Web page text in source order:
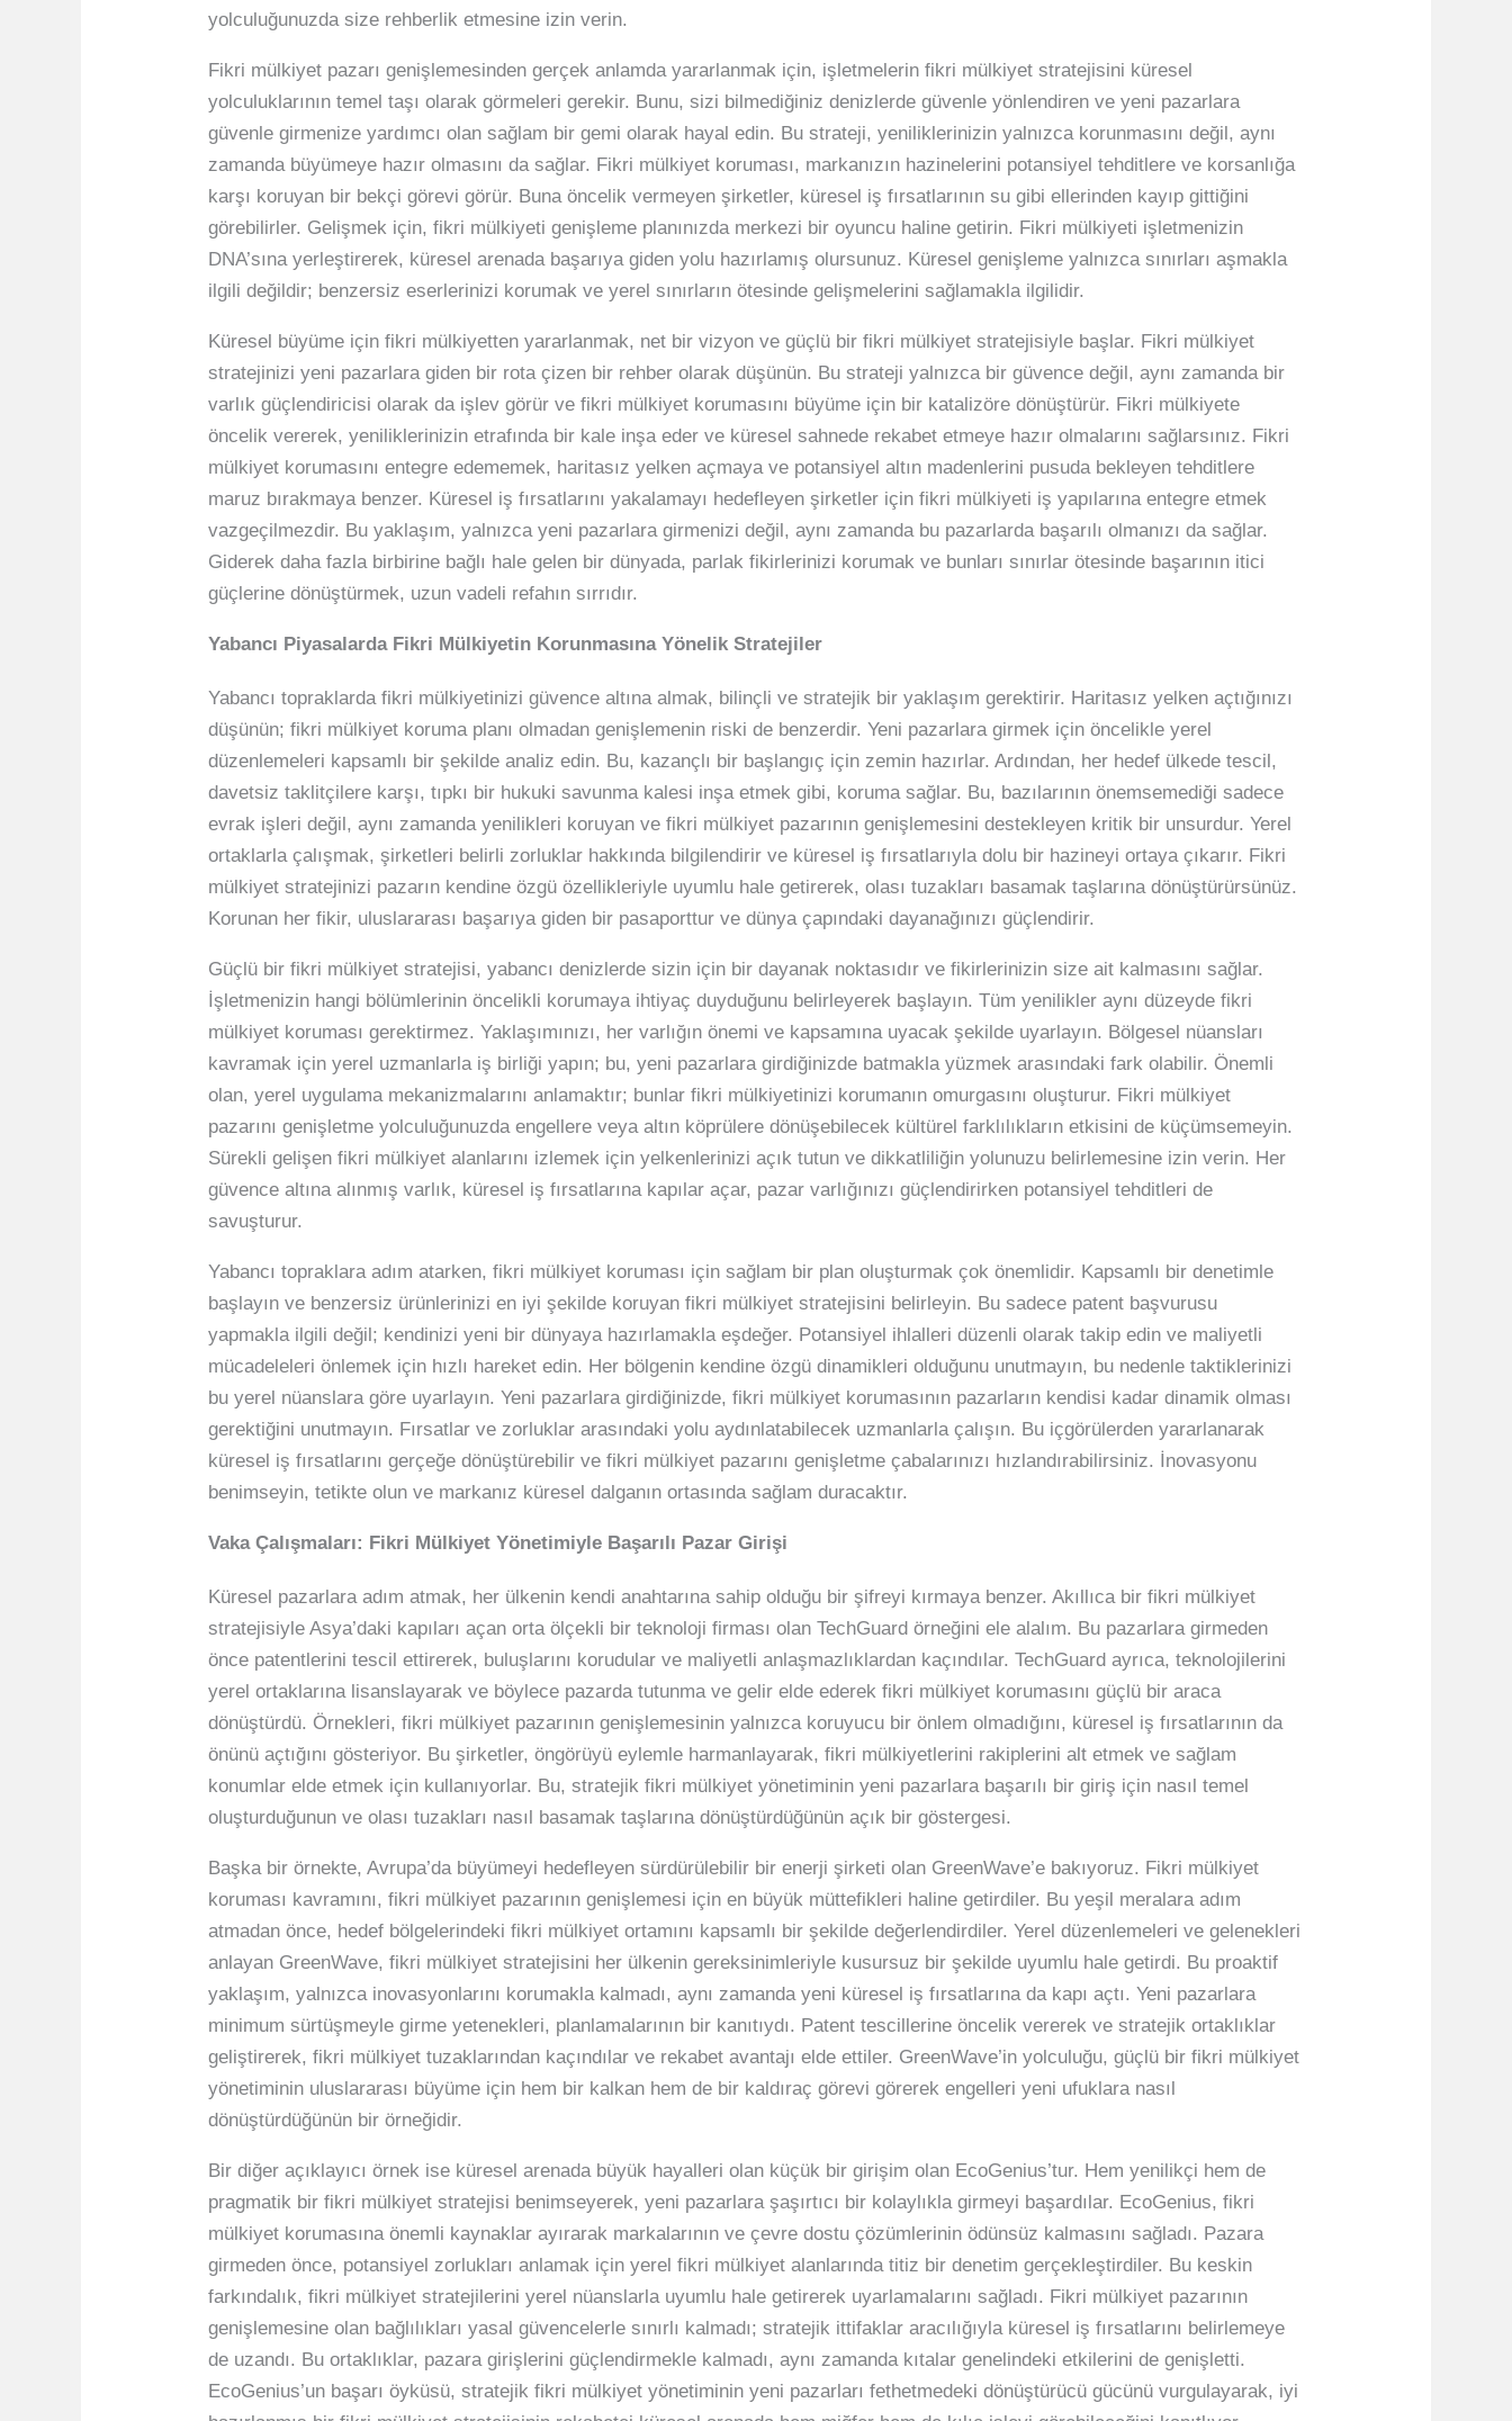
yolculuğunuzda size rehberlik etmesine izin verin.
Fikri mülkiyet pazarı genişlemesinden gerçek anlamda yararlanmak için, işletmelerin fikri mülkiyet stratejisini küresel
yolculuklarının temel taşı olarak görmeleri gerekir. Bunu, sizi bilmediğiniz denizlerde güvenle yönlendiren ve yeni pazarlara
güvenle girmenize yardımcı olan sağlam bir gemi olarak hayal edin. Bu strateji, yeniliklerinizin yalnızca korunmasını değil, aynı
zamanda büyümeye hazır olmasını da sağlar. Fikri mülkiyet koruması, markanızın hazinelerini potansiyel tehditlere ve korsanlığa
karşı koruyan bir bekçi görevi görür. Buna öncelik vermeyen şirketler, küresel iş fırsatlarının su gibi ellerinden kayıp gittiğini
görebilirler. Gelişmek için, fikri mülkiyeti genişleme planınızda merkezi bir oyuncu haline getirin. Fikri mülkiyeti işletmenizin
DNA’sına yerleştirerek, küresel arenada başarıya giden yolu hazırlamış olursunuz. Küresel genişleme yalnızca sınırları aşmakla
ilgili değildir; benzersiz eserlerinizi korumak ve yerel sınırların ötesinde gelişmelerini sağlamakla ilgilidir.
Küresel büyüme için fikri mülkiyetten yararlanmak, net bir vizyon ve güçlü bir fikri mülkiyet stratejisiyle başlar. Fikri mülkiyet
stratejinizi yeni pazarlara giden bir rota çizen bir rehber olarak düşünün. Bu strateji yalnızca bir güvence değil, aynı zamanda bir
varlık güçlendiricisi olarak da işlev görür ve fikri mülkiyet korumasını büyüme için bir katalizöre dönüştürür. Fikri mülkiyete
öncelik vererek, yeniliklerinizin etrafında bir kale inşa eder ve küresel sahnede rekabet etmeye hazır olmalarını sağlarsınız. Fikri
mülkiyet korumasını entegre edememek, haritasız yelken açmaya ve potansiyel altın madenlerini pusuda bekleyen tehditlere
maruz bırakmaya benzer. Küresel iş fırsatlarını yakalamayı hedefleyen şirketler için fikri mülkiyeti iş yapılarına entegre etmek
vazgeçilmezdir. Bu yaklaşım, yalnızca yeni pazarlara girmenizi değil, aynı zamanda bu pazarlarda başarılı olmanızı da sağlar.
Giderek daha fazla birbirine bağlı hale gelen bir dünyada, parlak fikirlerinizi korumak ve bunları sınırlar ötesinde başarının itici
güçlerine dönüştürmek, uzun vadeli refahın sırrıdır.
Yabancı Piyasalarda Fikri Mülkiyetin Korunmasına Yönelik Stratejiler
Yabancı topraklarda fikri mülkiyetinizi güvence altına almak, bilinçli ve stratejik bir yaklaşım gerektirir. Haritasız yelken açtığınızı
düşünün; fikri mülkiyet koruma planı olmadan genişlemenin riski de benzerdir. Yeni pazarlara girmek için öncelikle yerel
düzenlemeleri kapsamlı bir şekilde analiz edin. Bu, kazançlı bir başlangıç için zemin hazırlar. Ardından, her hedef ülkede tescil,
davetsiz taklitçilere karşı, tıpkı bir hukuki savunma kalesi inşa etmek gibi, koruma sağlar. Bu, bazılarının önemsemediği sadece
evrak işleri değil, aynı zamanda yenilikleri koruyan ve fikri mülkiyet pazarının genişlemesini destekleyen kritik bir unsurdur. Yerel
ortaklarla çalışmak, şirketleri belirli zorluklar hakkında bilgilendirir ve küresel iş fırsatlarıyla dolu bir hazineyi ortaya çıkarır. Fikri
mülkiyet stratejinizi pazarın kendine özgü özellikleriyle uyumlu hale getirerek, olası tuzakları basamak taşlarına dönüştürürsünüz.
Korunan her fikir, uluslararası başarıya giden bir pasaporttur ve dünya çapındaki dayanağınızı güçlendirir.
Güçlü bir fikri mülkiyet stratejisi, yabancı denizlerde sizin için bir dayanak noktasıdır ve fikirlerinizin size ait kalmasını sağlar.
İşletmenizin hangi bölümlerinin öncelikli korumaya ihtiyaç duyduğunu belirleyerek başlayın. Tüm yenilikler aynı düzeyde fikri
mülkiyet koruması gerektirmez. Yaklaşımınızı, her varlığın önemi ve kapsamına uyacak şekilde uyarlayın. Bölgesel nüansları
kavramak için yerel uzmanlarla iş birliği yapın; bu, yeni pazarlara girdiğinizde batmakla yüzmek arasındaki fark olabilir. Önemli
olan, yerel uygulama mekanizmalarını anlamaktır; bunlar fikri mülkiyetinizi korumanın omurgasını oluşturur. Fikri mülkiyet
pazarını genişletme yolculuğunuzda engellere veya altın köprülere dönüşebilecek kültürel farklılıkların etkisini de küçümsemeyin.
Sürekli gelişen fikri mülkiyet alanlarını izlemek için yelkenlerinizi açık tutun ve dikkatliliğin yolunuzu belirlemesine izin verin. Her
güvence altına alınmış varlık, küresel iş fırsatlarına kapılar açar, pazar varlığınızı güçlendirirken potansiyel tehditleri de
savuşturur.
Yabancı topraklara adım atarken, fikri mülkiyet koruması için sağlam bir plan oluşturmak çok önemlidir. Kapsamlı bir denetimle
başlayın ve benzersiz ürünlerinizi en iyi şekilde koruyan fikri mülkiyet stratejisini belirleyin. Bu sadece patent başvurusu
yapmakla ilgili değil; kendinizi yeni bir dünyaya hazırlamakla eşdeğer. Potansiyel ihlalleri düzenli olarak takip edin ve maliyetli
mücadeleleri önlemek için hızlı hareket edin. Her bölgenin kendine özgü dinamikleri olduğunu unutmayın, bu nedenle taktiklerinizi
bu yerel nüanslara göre uyarlayın. Yeni pazarlara girdiğinizde, fikri mülkiyet korumasının pazarların kendisi kadar dinamik olması
gerektiğini unutmayın. Fırsatlar ve zorluklar arasındaki yolu aydınlatabilecek uzmanlarla çalışın. Bu içgörülerden yararlanarak
küresel iş fırsatlarını gerçeğe dönüştürebilir ve fikri mülkiyet pazarını genişletme çabalarınızı hızlandırabilirsiniz. İnovasyonu
benimseyin, tetikte olun ve markanız küresel dalganın ortasında sağlam duracaktır.
Vaka Çalışmaları: Fikri Mülkiyet Yönetimiyle Başarılı Pazar Girişi
Küresel pazarlara adım atmak, her ülkenin kendi anahtarına sahip olduğu bir şifreyi kırmaya benzer. Akıllıca bir fikri mülkiyet
stratejisiyle Asya’daki kapıları açan orta ölçekli bir teknoloji firması olan TechGuard örneğini ele alalım. Bu pazarlara girmeden
önce patentlerini tescil ettirerek, buluşlarını korudular ve maliyetli anlaşmazlıklardan kaçındılar. TechGuard ayrıca, teknolojilerini
yerel ortaklarına lisanslayarak ve böylece pazarda tutunma ve gelir elde ederek fikri mülkiyet korumasını güçlü bir araca
dönüştürdü. Örnekleri, fikri mülkiyet pazarının genişlemesinin yalnızca koruyucu bir önlem olmadığını, küresel iş fırsatlarının da
önünü açtığını gösteriyor. Bu şirketler, öngörüyü eylemle harmanlayarak, fikri mülkiyetlerini rakiplerini alt etmek ve sağlam
konumlar elde etmek için kullanıyorlar. Bu, stratejik fikri mülkiyet yönetiminin yeni pazarlara başarılı bir giriş için nasıl temel
oluşturduğunun ve olası tuzakları nasıl basamak taşlarına dönüştürdüğünün açık bir göstergesi.
Başka bir örnekte, Avrupa’da büyümeyi hedefleyen sürdürülebilir bir enerji şirketi olan GreenWave’e bakıyoruz. Fikri mülkiyet
koruması kavramını, fikri mülkiyet pazarının genişlemesi için en büyük müttefikleri haline getirdiler. Bu yeşil meralara adım
atmadan önce, hedef bölgelerindeki fikri mülkiyet ortamını kapsamlı bir şekilde değerlendirdiler. Yerel düzenlemeleri ve gelenekleri
anlayan GreenWave, fikri mülkiyet stratejisini her ülkenin gereksinimleriyle kusursuz bir şekilde uyumlu hale getirdi. Bu proaktif
yaklaşım, yalnızca inovasyonlarını korumakla kalmadı, aynı zamanda yeni küresel iş fırsatlarına da kapı açtı. Yeni pazarlara
minimum sürtüşmeyle girme yetenekleri, planlamalarının bir kanıtıydı. Patent tescillerine öncelik vererek ve stratejik ortaklıklar
geliştirerek, fikri mülkiyet tuzaklarından kaçındılar ve rekabet avantajı elde ettiler. GreenWave’in yolculuğu, güçlü bir fikri mülkiyet
yönetiminin uluslararası büyüme için hem bir kalkan hem de bir kaldıraç görevi görerek engelleri yeni ufuklara nasıl
dönüştürdüğünün bir örneğidir.
Bir diğer açıklayıcı örnek ise küresel arenada büyük hayalleri olan küçük bir girişim olan EcoGenius’tur. Hem yenilikçi hem de
pragmatik bir fikri mülkiyet stratejisi benimseyerek, yeni pazarlara şaşırtıcı bir kolaylıkla girmeyi başardılar. EcoGenius, fikri
mülkiyet korumasına önemli kaynaklar ayırarak markalarının ve çevre dostu çözümlerinin ödünsüz kalmasını sağladı. Pazara
girmeden önce, potansiyel zorlukları anlamak için yerel fikri mülkiyet alanlarında titiz bir denetim gerçekleştirdiler. Bu keskin
farkındalık, fikri mülkiyet stratejilerini yerel nüanslarla uyumlu hale getirerek uyarlamalarını sağladı. Fikri mülkiyet pazarının
genişlemesine olan bağlılıkları yasal güvencelerle sınırlı kalmadı; stratejik ittifaklar aracılığıyla küresel iş fırsatlarını belirlemeye
de uzandı. Bu ortaklıklar, pazara girişlerini güçlendirmekle kalmadı, aynı zamanda kıtalar genelindeki etkilerini de genişletti.
EcoGenius’un başarı öyküsü, stratejik fikri mülkiyet yönetiminin yeni pazarları fethetmedeki dönüştürücü gücünü vurgulayarak, iyi